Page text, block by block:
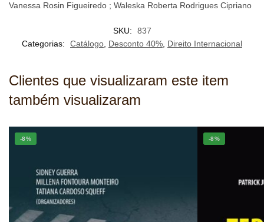
Vanessa Rosin Figueiredo ; Waleska Roberta Rodrigues Cipriano
SKU:
837
Categorias:
Catálogo Desconto 40% Direito Internacional
Clientes que visualizaram este item
também visualizaram
-8% -8%